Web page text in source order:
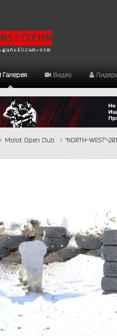
Галерея Видео
Molot Open Club "NORTH-WEST"-